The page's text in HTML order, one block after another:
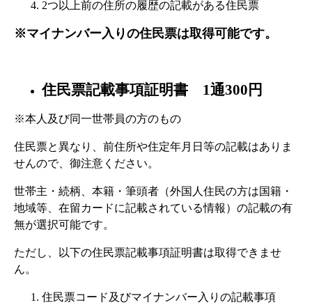
2つ以上前の住所の履歴の記載がある住民票
※マイナンバー入りの住民票は取得可能です。
住民票記載事項証明書 1通300円
※本人及び同一世帯員の方のもの
住民票と異なり、前住所や住定年月日等の記載はありま
せんので、御注意ください。
世帯主・続柄、本籍・筆頭者（外国人住民の方は国籍・
地域等、在留カードに記載されている情報）の記載の有
無が選択可能です。
ただし、以下の住民票記載事項証明書は取得できませ
ん。
住民票コード及びマイナンバー入りの記載事項